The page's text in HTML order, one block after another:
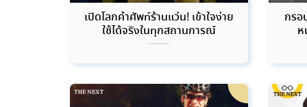
เปิดโลกคำศัพท์ร้านแว่น! เข้าใจง่าย
ใช้ได้จริงในทุกสถานการณ์
กรอ
ห